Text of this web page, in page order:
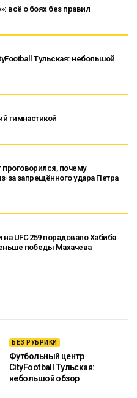
всё о боях без правил
Тульская: небольшой
гимнастикой
почему
за запрещённого удара Петра
UFC 259 порадовало Хабиба
победы Махачева
БЕЗ РУБРИКИ
Футбольный центр
CityFootball Тульская:
небольшой обзор